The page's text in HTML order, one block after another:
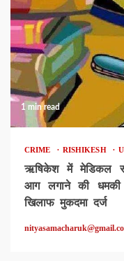
1 min read
CRIME RISHIKESH
ऋषिकेश में मेडिकल
आग लगाने की धमकी
खिलाफ मुकदमा दर्ज